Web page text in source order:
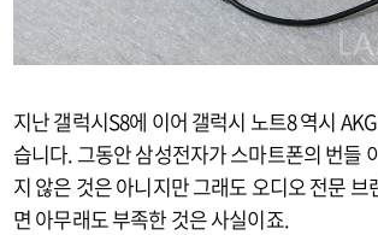
지난 갤럭시S8에 이어 갤럭시 노트8 역시
습니다. 그동안 삼성전자가 스마트폰의 번들
지 않은 것은 아니지만 그래도 오디오 전문 브
면 아무래도 부족한 것은 사실이죠.